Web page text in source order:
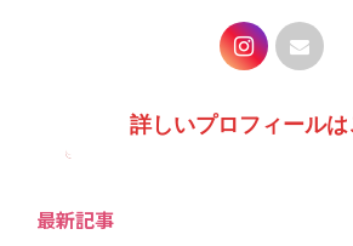
詳しいプロフィールは
最新記事